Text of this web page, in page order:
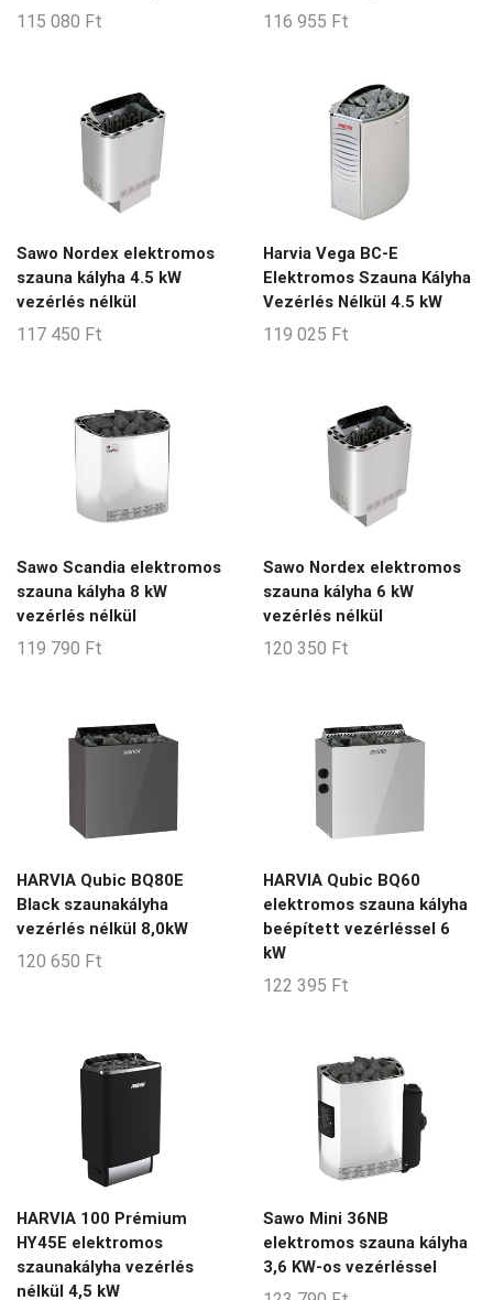
115 080 Ft 116 955 Ft
Sawo Nordex elektromos
szauna kályha 4.5 kW
vezérlés nélkül
117 450 Ft
Harvia Vega BC-E
Elektromos Szauna Kályha
Vezérlés Nélkül 4.5 kW
119 025 Ft
Sawo Scandia elektromos
szauna kályha 8 kW
vezérlés nélkül
119 790 Ft
Sawo Nordex elektromos
szauna kályha 6 kW
vezérlés nélkül
120 350 Ft
HARVIA Qubic BQ80E
Black szaunakályha
vezérlés nélkül 8,0kW
120 650 Ft
HARVIA Qubic BQ60
elektromos szauna kályha
beépített vezérléssel 6
kW
122 395 Ft
HARVIA 100 Prémium
HY45E elektromos
szaunakályha vezérlés
nélkül 4,5 kW
Sawo Mini 36NB
elektromos szauna kályha
3,6 KW-os vezérléssel